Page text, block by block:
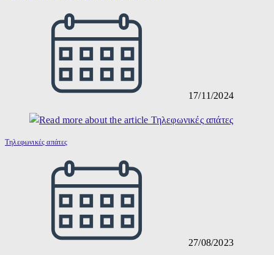
17/11/2024
Τηλεφωνικές απάτες
27/08/2023